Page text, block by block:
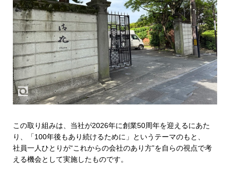
この取り組みは、当社が2026年に創業50周年を迎えるにあた
り、「100年後もあり続けるために」というテーマのもと、
社員一人ひとりが“これからの会社のあり方”を自らの視点で考
える機会として実施したものです。